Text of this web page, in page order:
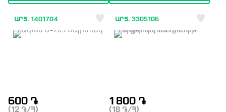
ԱՐՏ. 1401704
600 ֏
(12 ֏ /Հ)
ԱՐՏ. 3305106
1 800 ֏
(18 ֏ /Հ)